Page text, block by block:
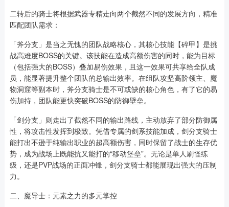
二转后的骑士将根据武器专精走向两个截然不同的发展方向，精准
匹配团队需求：
「斧分支」是当之无愧的团队战略核心，其核心技能【碎甲】是挑
战高难度BOSS的关键。该技能在造成高额伤害的同时，能为目标
（包括强大的BOSS）叠加易伤效果，且这一效果可共享给全队成
员，能显著提升整个团队的总输出效率。在组队攻坚高阶领主、魔
物洞窟等副本时，斧分支骑士是不可或缺的核心角色，有了它的易
伤加持，团队能更快突破BOSS的防御壁垒。
「剑分支」则走出了截然不同的输出路线，主动放弃了部分防御属
性，将攻击性发挥到极致。凭借专属的剑系技能加成，剑分支骑士
能打出不逊于纯输出职业的超高额伤害，同时保留了战士的生存优
势，成为战场上既能抗又能打的“移动堡垒”。无论是单人刷怪练
级，还是PVP战场的正面冲锋，剑分支骑士都能展现出强大的压制
力。
二、魔导士：元素之力的多元掌控